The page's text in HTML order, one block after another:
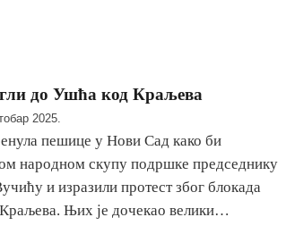
до Ушћа код Краљева
2025.
пешице у Нови Сад како би
народном скупу подршке председнику
и изразили протест због блокада
Њих је дочекао велики…